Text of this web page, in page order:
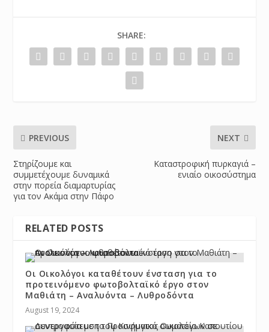
SHARE:
PREVIOUS
Στηρίζουμε και
συμμετέχουμε δυναμικά
στην πορεία διαμαρτυρίας
για τον Ακάμα στην Πάφο
NEXT
Καταστροφική πυρκαγιά –
ενιαίο οικοσύστημα
RELATED POSTS
Οι Οικολόγοι καταθέτουν ένσταση για το
προτεινόμενο φωτοβολταϊκό έργο στον
Μαθιάτη – Αναλυόντα – Λυθροδόντα
August 19, 2024